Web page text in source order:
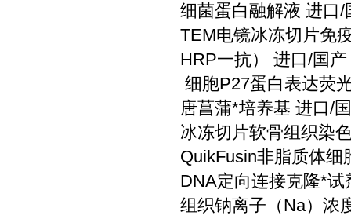
细菌蛋白融解液 进口
TEM电镜冰冻切片免
HRP一抗） 进口/国
细胞P27蛋白表达荧
唐菖蒲*培养基 进口/
冰冻切片软骨组织染
QuikFusin非脂质体细
DNA定向连接克隆*
组织钠离子（Na）浓